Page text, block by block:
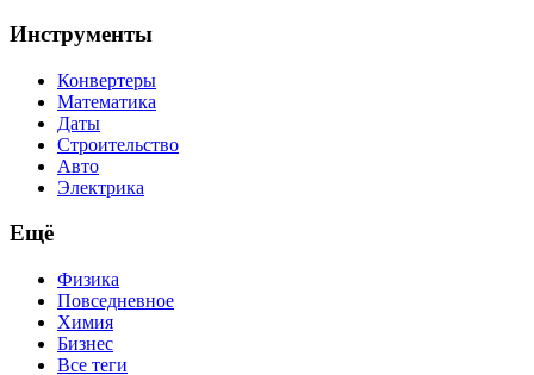
Инструменты
Конвертеры
Математика
Даты
Строительство
Авто
Электрика
Ещё
Физика
Повседневное
Химия
Бизнес
Все теги